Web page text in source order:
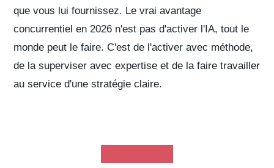
que vous lui fournissez. Le vrai avantage
concurrentiel en 2026 n'est pas d'activer l'IA, tout le
monde peut le faire. C'est de l'activer avec méthode,
de la superviser avec expertise et de la faire travailler
au service d'une stratégie claire.